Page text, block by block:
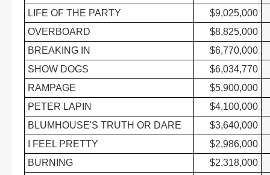
LIFE OF THE PARTY
$9,025,000
OVERBOARD
$8,825,000
BREAKING IN
$6,770,000
SHOW DOGS
$6,034,770
RAMPAGE
$5,900,000
PETER LAPIN
$4,100,000
BLUMHOUSE'S TRUTH OR DARE
$3,640,000
I FEEL PRETTY
$2,986,000
BURNING
$2,318,000